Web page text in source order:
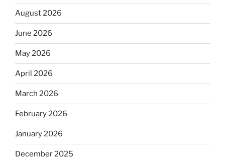
August 2026
June 2026
May 2026
April 2026
March 2026
February 2026
January 2026
December 2025